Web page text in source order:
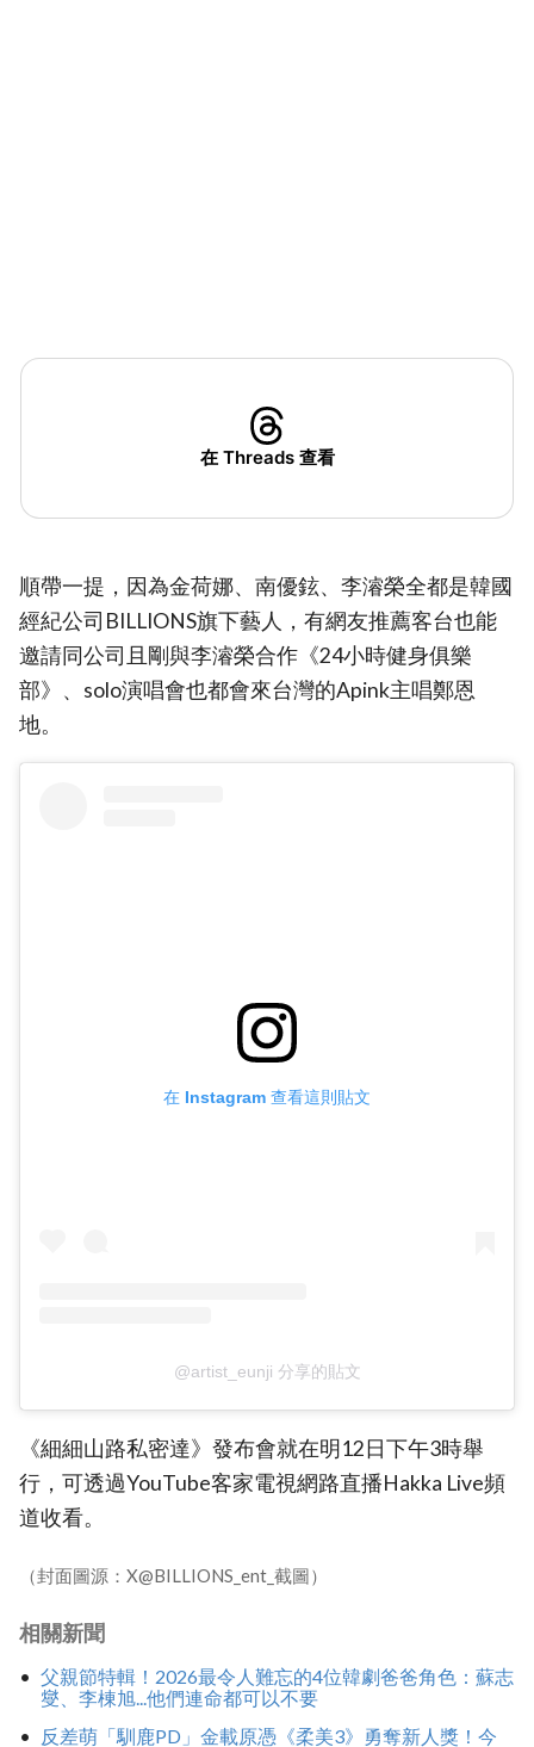
在 Threads 查看
順帶一提，因為金荷娜、南優鉉、李濬榮全都是韓國
經紀公司BILLIONS旗下藝人，有網友推薦客台也能
邀請同公司且剛與李濬榮合作《24小時健身俱樂
部》、solo演唱會也都會來台灣的Apink主唱鄭恩
地。
在 Instagram 查看這則貼文
@artist_eunji 分享的貼文
《細細山路私密達》發布會就在明12日下午3時舉
行，可透過YouTube客家電視網路直播Hakka Live頻
道收看。
（封面圖源：X@BILLIONS_ent_截圖）
相關新聞
父親節特輯！2026最令人難忘的4位韓劇爸爸角色：蘇志
燮、李棟旭...他們連命都可以不要
反差萌「馴鹿PD」金載原憑《柔美3》勇奪新人獎！今